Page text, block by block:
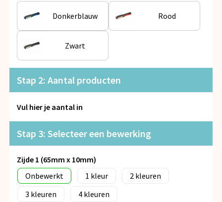
Snoepgoed
Spellen voor binnen en buiten
Vrije tijd en Strand
Anti-stress
Donkerblauw Rood
Zwart
Stap 2: Aantal producten
Vul hier je aantal in
Stap 3: Selecteer een bewerking
Zijde 1 (65mm x 10mm)
Onbewerkt
1
2
3
4